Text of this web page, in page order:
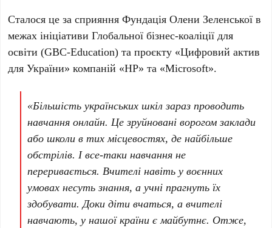
Сталося це за сприяння Фундація Олени Зеленської в
межах ініціативи Глобальної бізнес-коаліції для
освіти (GBC-Education) та проєкту «Цифровий актив
для України» компаній «HP» та «Microsoft».
«Більшість українських шкіл зараз проводить
навчання онлайн. Це зруйновані ворогом заклади
або школи в тих місцевостях, де найбільше
обстрілів. І все-таки навчання не
переривається. Вчителі навіть у воєнних
умовах несуть знання, а учні прагнуть їх
здобувати. Доки діти вчаться, а вчителі
навчають, у нашої країни є майбутнє. Отже,